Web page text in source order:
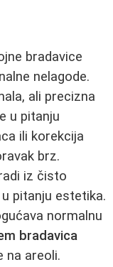
bradavice
nelagode.
ali precizna
u pitanju
ili korekcija
brz.
iz čisto
pitanju estetika.
normalnu
bradavica
na areoli.